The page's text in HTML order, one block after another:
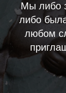
Мы либо
либо
любом